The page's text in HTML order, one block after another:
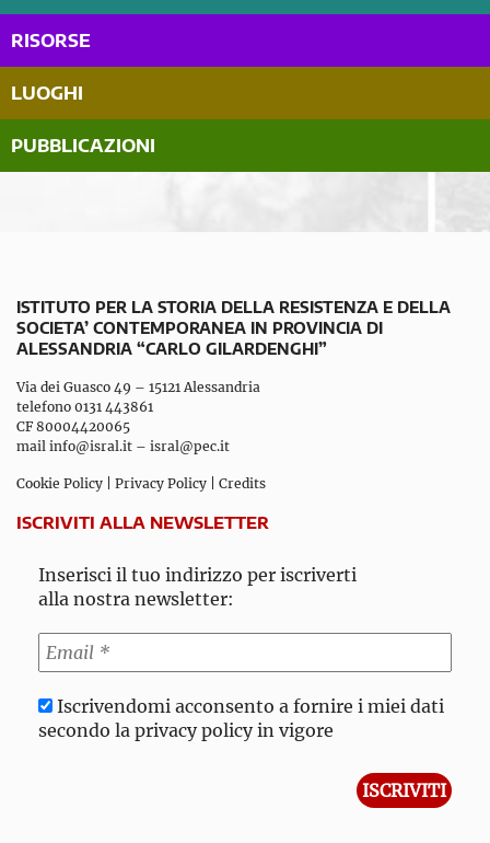
RISORSE
LUOGHI
PUBBLICAZIONI
ISTITUTO PER LA STORIA DELLA RESISTENZA E DELLA
SOCIETA’ CONTEMPORANEA IN PROVINCIA DI
ALESSANDRIA “CARLO GILARDENGHI”
Via dei Guasco 49 – 15121 Alessandria
telefono 0131 443861
CF 80004420065
mail info@isral.it – isral@pec.it
Cookie Policy Privacy Policy Credits
ISCRIVITI ALLA NEWSLETTER
Inserisci il tuo indirizzo per iscriverti
alla nostra newsletter:
Iscrivendomi acconsento a fornire i miei dati
secondo la privacy policy in vigore